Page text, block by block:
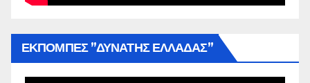
ΕΚΠΟΜΠΕΣ ”ΔΥΝΑΤΗΣ ΕΛΛΑΔΑΣ”